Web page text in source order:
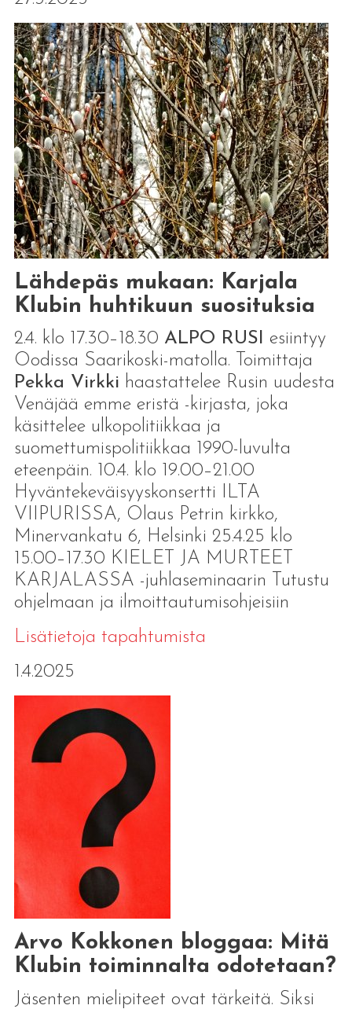
Lähdepäs mukaan: Karjala
Klubin huhtikuun suosituksia
2.4. klo 17.30–18.30 ALPO RUSI esiintyy
Oodissa Saarikoski-matolla. Toimittaja
Pekka Virkki haastattelee Rusin uudesta
Venäjää emme eristä -kirjasta, joka
käsittelee ulkopolitiikkaa ja
suomettumispolitiikkaa 1990-luvulta
eteenpäin. 10.4. klo 19.00–21.00
Hyväntekeväisyyskonsertti ILTA
VIIPURISSA, Olaus Petrin kirkko,
Minervankatu 6, Helsinki 25.4.25 klo
15.00–17.30 KIELET JA MURTEET
KARJALASSA -juhlaseminaarin Tutustu
ohjelmaan ja ilmoittautumisohjeisiin
Lisätietoja tapahtumista
1.4.2025
Arvo Kokkonen bloggaa: Mitä
Klubin toiminnalta odotetaan?
Jäsenten mielipiteet ovat tärkeitä. Siksi